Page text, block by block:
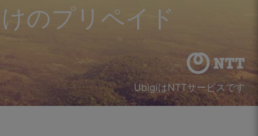
UbigiはNTTサービスです
のプリペイド